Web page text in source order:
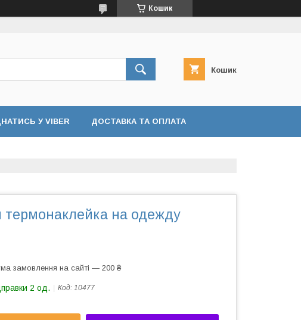
Кошик
Кошик
У VIBER ДОСТАВКА ТА ОПЛАТА
термонаклейка на одежду
замовлення на сайті — 200 ₴
2 од. Код: 10477